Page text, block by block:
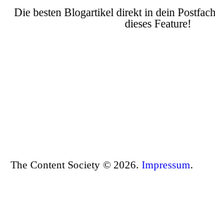
Die besten Blogartikel direkt in dein
dieses Feature!
The Content Society © 2026. Impressum.